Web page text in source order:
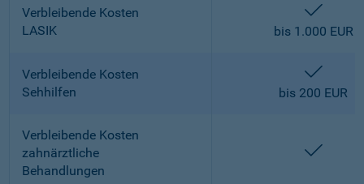
Verbleibende Kosten
LASIK
bis 1.000 EUR
Verbleibende Kosten
Sehhilfen
bis 200 EUR
Verbleibende Kosten
zahnärztliche
Behandlungen